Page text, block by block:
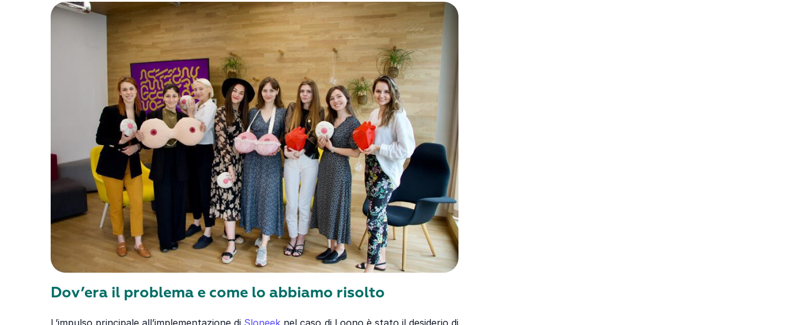
Dov’era il problema e come lo abbiamo risolto